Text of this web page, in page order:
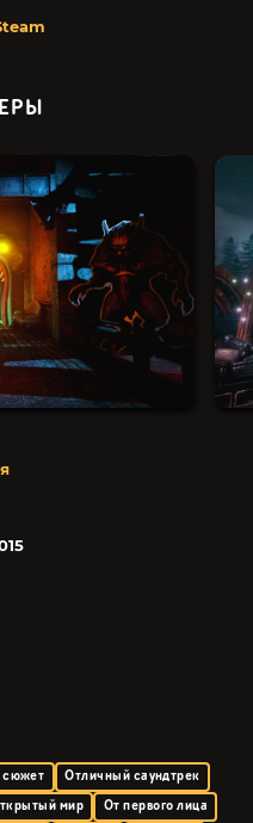
сюжет
Отличный саундтрек
мир От первого лица